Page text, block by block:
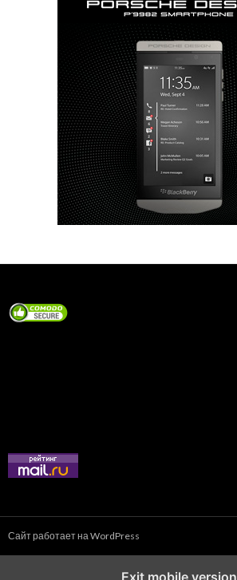
Сайт работает на WordPress